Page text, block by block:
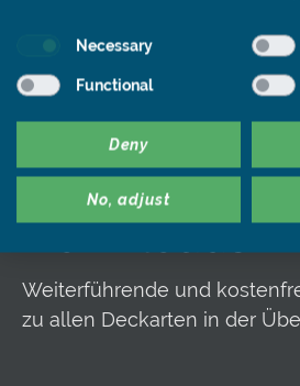
Materialien &
Downloads
Weiterführende und
zu allen Deckarten in der
Necessary
Functional
Deny
No, adjust